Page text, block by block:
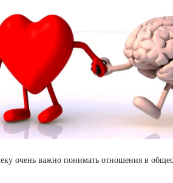
важно понимать отношения в